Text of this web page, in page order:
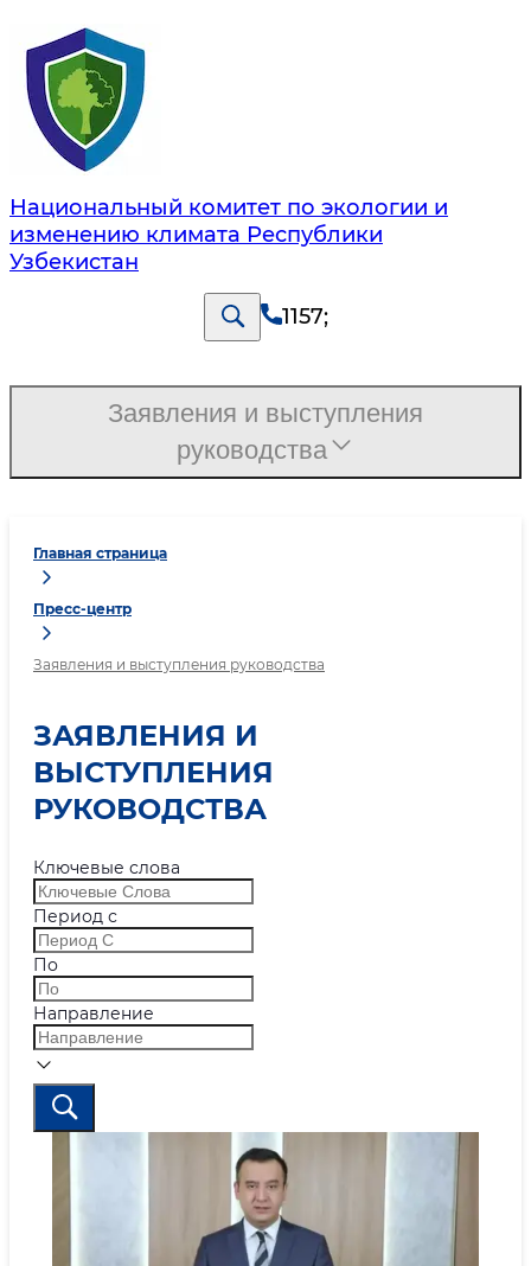
Национальный комитет по экологии и
изменению климата Республики
Узбекистан
1157;
Главная страница
Пресс-центр
Заявления и выступления руководства
ЗАЯВЛЕНИЯ И
ВЫСТУПЛЕНИЯ
РУКОВОДСТВА
Ключевые слова
Период с
По
Направление
Заявления и выступления
руководства